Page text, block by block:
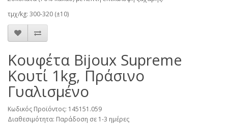
τμχ/kg: 300-320 (±10)
Κουφέτα Bijoux Supreme
Κουτί 1kg, Πράσινο
Γυαλισμένο
Κωδικός Προϊόντος: 145151.059
Διαθεσιμότητα: Παράδοση σε 1-3 ημέρες